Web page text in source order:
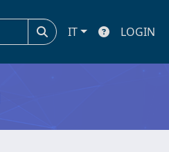
IT LOGIN